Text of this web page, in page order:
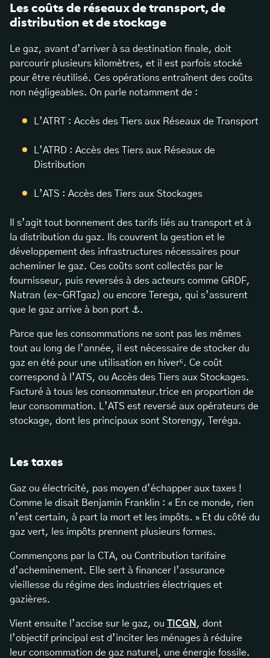
Les coûts de réseaux de transport, de
distribution et de stockage
Le gaz, avant d’arriver à sa destination finale, doit
parcourir plusieurs kilomètres, et il est parfois stocké
pour être réutilisé. Ces opérations entraînent des coûts
non négligeables. On parle notamment de :
L’ATRT : Accès des Tiers aux Réseaux de Transport
L’ATRD : Accès des Tiers aux Réseaux de
Distribution
L’ATS : Accès des Tiers aux Stockages
Il s’agit tout bonnement des tarifs liés au transport et à
la distribution du gaz. Ils couvrent la gestion et le
développement des infrastructures nécessaires pour
acheminer le gaz. Ces coûts sont collectés par le
fournisseur, puis reversés à des acteurs comme GRDF,
Natran (ex-GRTgaz) ou encore Terega, qui s’assurent
que le gaz arrive à bon port ⚓️.
Parce que les consommations ne sont pas les mêmes
tout au long de l’année, il est nécessaire de stocker du
gaz en été pour une utilisation en hiver⁶. Ce coût
correspond à l’ATS, ou Accès des Tiers aux Stockages.
Facturé à tous les consommateur.trice en proportion de
leur consommation. L’ATS est reversé aux opérateurs de
stockage, dont les principaux sont Storengy, Teréga.
Les taxes
Gaz ou électricité, pas moyen d’échapper aux taxes !
Comme le disait Benjamin Franklin : « En ce monde, rien
n’est certain, à part la mort et les impôts. » Et du côté du
gaz vert, les impôts prennent plusieurs formes.
Commençons par la CTA, ou Contribution tarifaire
d’acheminement. Elle sert à financer l’assurance
vieillesse du régime des industries électriques et
gazières.
Vient ensuite l’accise sur le gaz, ou TICGN , dont
l’objectif principal est d’inciter les ménages à réduire
leur consommation de gaz naturel, une énergie fossile.